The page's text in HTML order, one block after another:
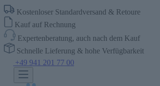
Kostenloser Standardversand & Retoure
Kauf auf Rechnung
Expertenberatung, auch nach dem Kauf
Schnelle Lieferung & hohe Verfügbarkeit
+49 941 201 77 00